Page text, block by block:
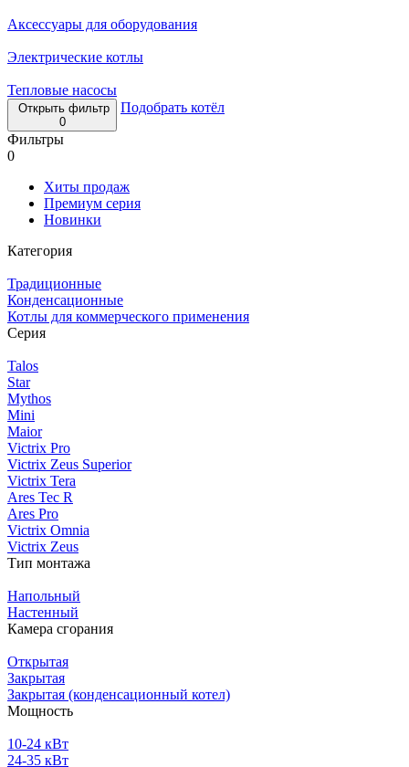
Аксессуары для оборудования
Электрические котлы
Тепловые насосы
Открыть фильтр
0
Подобрать котёл
Фильтры
0
Хиты продаж
Премиум серия
Новинки
Категория
Традиционные
Конденсационные
Котлы для коммерческого применения
Серия
Talos
Star
Mythos
Mini
Maior
Victrix Pro
Victrix Zeus Superior
Victrix Tera
Ares Tec R
Ares Pro
Victrix Omnia
Victrix Zeus
Тип монтажа
Напольный
Настенный
Камера сгорания
Открытая
Закрытая
Закрытая (конденсационный котел)
Мощность
10-24 кВт
24-35 кВт